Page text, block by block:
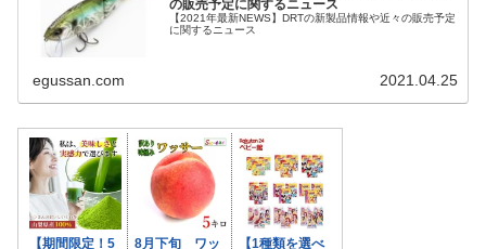
の販売予定に関するニュース
【2021年最新NEWS】DRTの新製品情報や近々の販売予定
に関するニュース
egussan.com 2021.04.25